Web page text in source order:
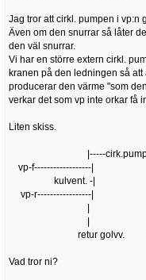
Jag tror att cirkl. pumpen i vp:n
Även om den snurrar så låter
den väl snurrar.
Vi har en större extern cirkl.
kranen på den ledningen så
producerar den värme "som
verkar det som vp inte orkar få
Liten skiss.
|-----
vp-f------------------|
kulvent. -|
vp-r-----------------|
retur golvv. f.
Vad tror ni?